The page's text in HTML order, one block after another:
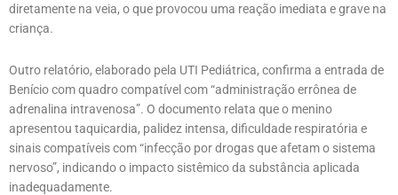
diretamente na veia, o que provocou uma reação imediata e grave na
criança.
Outro relatório, elaborado pela UTI Pediátrica, confirma a entrada de
Benício com quadro compatível com “administração errônea de
adrenalina intravenosa”. O documento relata que o menino
apresentou taquicardia, palidez intensa, dificuldade respiratória e
sinais compatíveis com “infecção por drogas que afetam o sistema
nervoso”, indicando o impacto sistêmico da substância aplicada
inadequadamente.